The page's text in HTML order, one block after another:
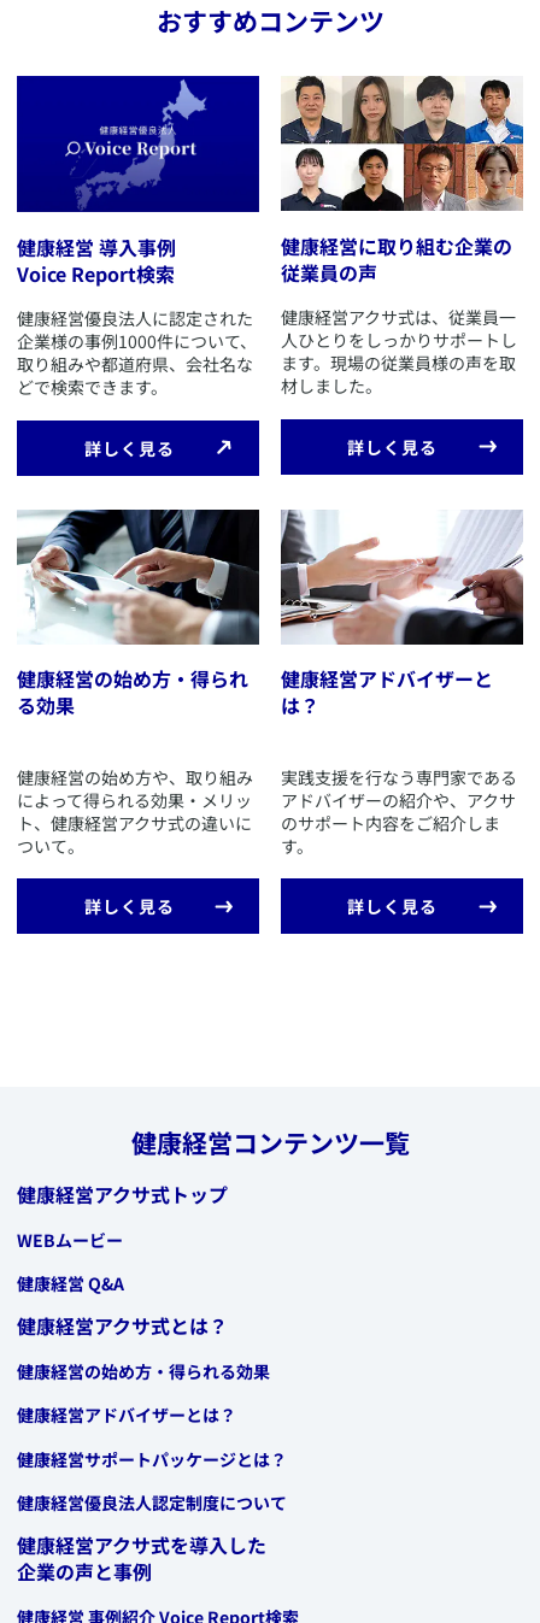
おすすめコンテンツ
健康経営 導入事例
Voice Report検索
​健康経営優良法人に認定された
企業様の事例1000件について、
取り組みや都道府県、会社名な
どで検索できます。
​詳しく見る
健康経営に取り組む企業の
従業員の声
​健康経営アクサ式は、従業員一
人ひとりをしっかりサポートし
ます。現場の従業員様の声を取
材しました。
​詳しく見る
健康経営の始め方・得られ
る効果
​健康経営の始め方や、取り組み
によって得られる効果・メリッ
ト、健康経営アクサ式の違いに
ついて。
​詳しく見る
健康経営アドバイザーと
は？
​実践支援を行なう専門家である
アドバイザーの紹介や、アクサ
のサポート内容をご紹介しま
す。
​詳しく見る
健康経営コンテンツ一覧
健康経営アクサ式トップ
WEBムービー
健康経営 Q&A
健康経営アクサ式とは？
健康経営の始め方・得られる効果
健康経営アドバイザーとは？
健康経営サポートパッケージとは？
健康経営優良法人認定制度について
健康経営アクサ式を導入した
企業の声と事例
​健康経営 事例紹介 ​Voice Report検索